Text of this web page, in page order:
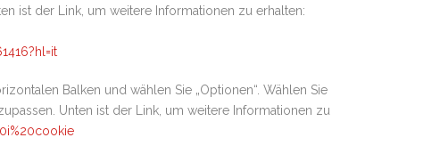
ist der Link, um weitere Informationen zu erhalten:
Balken und wählen Sie „Optionen“. Wählen Sie
Unten ist der Link, um weitere Informationen zu